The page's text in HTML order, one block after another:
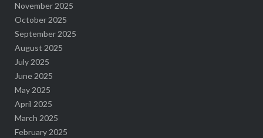
November 2025
October 2025
September 2025
August 2025
July 2025
June 2025
May 2025
April 2025
March 2025
February 2025